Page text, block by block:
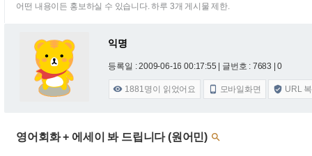
어떤 내용이든 홍보하실 수 있습니다. 하루 3개 게시물 제한.
익명
등록일 : 2009-06-16 00:17:55 | 글번호 : 7683 | 0
 1881명이 읽었어요  모바일화면  URL
영어회화 + 에세이 봐 드립니다 (원어민) 